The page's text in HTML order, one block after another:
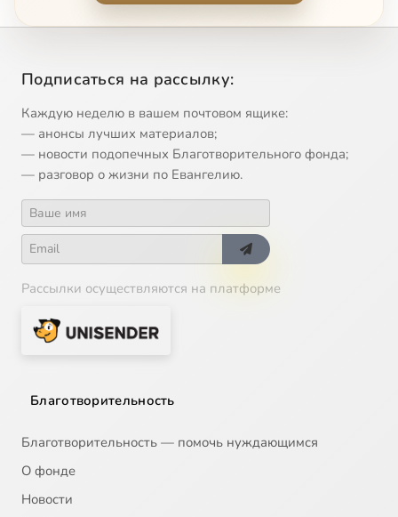
Подписаться на рассылку:
Каждую неделю в вашем почтовом ящике:
— анонсы лучших материалов;
— новости подопечных Благотворительного фонда;
— разговор о жизни по Евангелию.
Рассылки осуществляются на платформе
Благотворительность
Благотворительность — помочь нуждающимся
О фонде
Новости